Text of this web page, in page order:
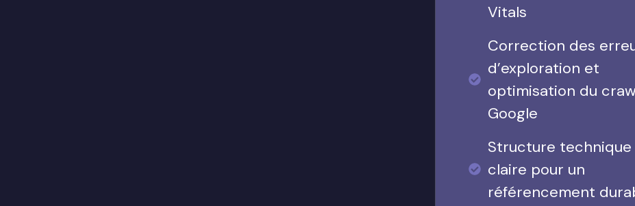
Vitals
Correction des
d’exploration et
optimisation du
Google
Structure technique
claire pour un
référencement